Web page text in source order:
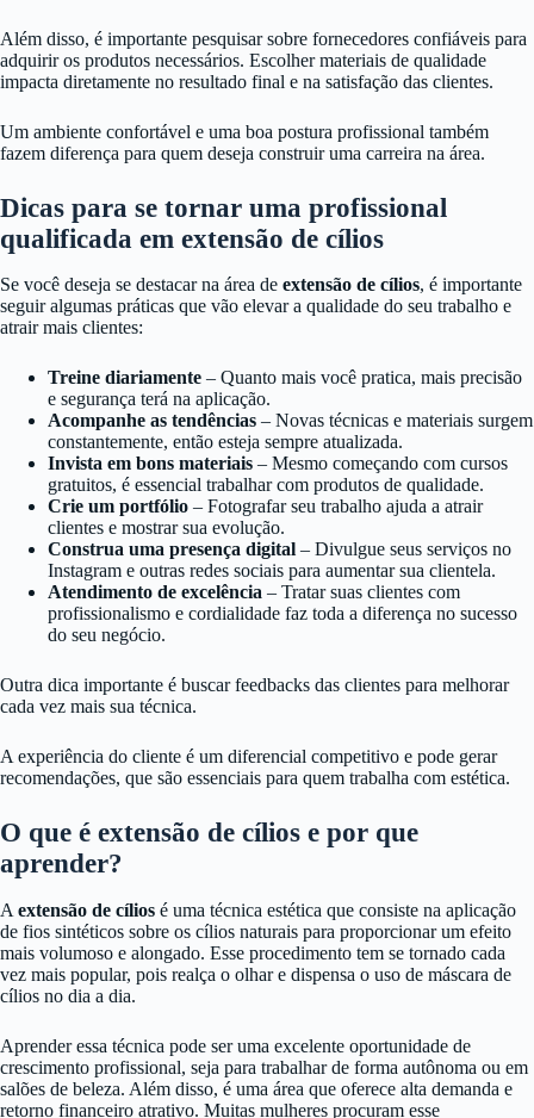
Além disso, é importante pesquisar sobre fornecedores confiáveis para
adquirir os produtos necessários. Escolher materiais de qualidade
impacta diretamente no resultado final e na satisfação das clientes.
Um ambiente confortável e uma boa postura profissional também
fazem diferença para quem deseja construir uma carreira na área.
Dicas para se tornar uma profissional
qualificada em extensão de cílios
Se você deseja se destacar na área de extensão de cílios, é importante
seguir algumas práticas que vão elevar a qualidade do seu trabalho e
atrair mais clientes:
Treine diariamente – Quanto mais você pratica, mais precisão
e segurança terá na aplicação.
Acompanhe as tendências – Novas técnicas e materiais surgem
constantemente, então esteja sempre atualizada.
Invista em bons materiais – Mesmo começando com cursos
gratuitos, é essencial trabalhar com produtos de qualidade.
Crie um portfólio – Fotografar seu trabalho ajuda a atrair
clientes e mostrar sua evolução.
Construa uma presença digital – Divulgue seus serviços no
Instagram e outras redes sociais para aumentar sua clientela.
Atendimento de excelência – Tratar suas clientes com
profissionalismo e cordialidade faz toda a diferença no sucesso
do seu negócio.
Outra dica importante é buscar feedbacks das clientes para melhorar
cada vez mais sua técnica.
A experiência do cliente é um diferencial competitivo e pode gerar
recomendações, que são essenciais para quem trabalha com estética.
O que é extensão de cílios e por que
aprender?
A extensão de cílios é uma técnica estética que consiste na aplicação
de fios sintéticos sobre os cílios naturais para proporcionar um efeito
mais volumoso e alongado. Esse procedimento tem se tornado cada
vez mais popular, pois realça o olhar e dispensa o uso de máscara de
cílios no dia a dia.
Aprender essa técnica pode ser uma excelente oportunidade de
crescimento profissional, seja para trabalhar de forma autônoma ou em
salões de beleza. Além disso, é uma área que oferece alta demanda e
retorno financeiro atrativo. Muitas mulheres procuram esse